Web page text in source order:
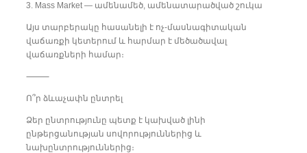
3. Mass Market — ամենամեծ, ամենատարածված շուկա
Այս տարբերակը հասանելի է ոչ-մասնագիտական
վաճառքի կետերում և հարմար է մեծածավալ
վաճառքների համար։
⸻
Ո՞ր ձևաչափն ընտրել
Ձեր ընտրությունը պետք է կախված լինի
ընթերցանության սովորություններից և
նախընտրություններից։